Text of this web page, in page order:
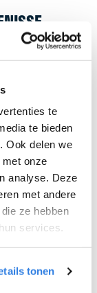
te
te bieden
Ook delen we
onze
analyse. Deze
met andere
ze hebben
services.
tonen
van
Stavenisse.
en wensen